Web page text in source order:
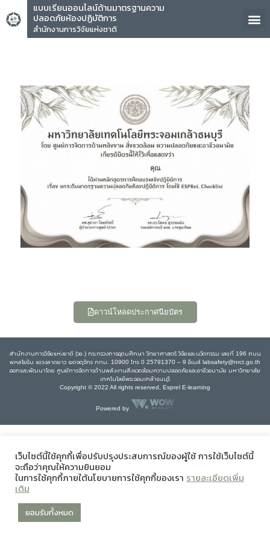
แบบเรียนออนไลน์ด้านมาตรฐานความ
ปลอดภัยห้องปฏิบัติการ
สำนักงานการวิจัยแห่งชาติ
คุณ
ดาวน์โหลดประกาศนียบัตร
สำนักงานการวิจัยแห่งชาติ (วช.) กระทรวงการอุดมศึกษา วิทยาศาสตร์ วิจัยและนวัตกรรม เลขที่ 196 ถนน
พหลโยธิน แขวงลาดยาว เขตจตุจักร กทม. 10900 โทร 0 25791370 – 9 อีเมล์ labsafety@nrct.go.th
ออกและพัฒนาโดย ศูนย์การจัดการด้านพลังงานสิ่งแวดล้อมความปลอดภัยและอาชีวอนามัย มหาวิทยาลัย
เทคโนโลยีพระจอมเกล้าธนบุรี
Copyright © 2022 All rights reserved, Esprel E-learning
Powered by
เว็บไซต์นี้ใช้คุกกี้เพื่อปรับปรุงประสบการณ์ของผู้ใช้ การใช้เว็บไซต์นี้
จะถือว่าคุณให้ความยินยอม
ในการใช้คุกกี้ภายใต้นโยบายการใช้คุกกี้ของเรา รายละเอียดเพิ่ม
เติม
ยอมรับทั้งหมด